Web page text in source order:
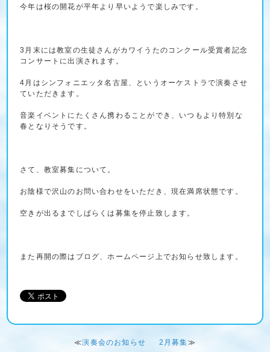
今年は桜の開花が平年より早いようで楽しみです。
3月末には教室の生徒さんがカワイうたのコンクール受賞者記念
コンサートに出演されます。
4月はシンフォニエッタ名古屋、というオーケストラで演奏させ
ていただきます。
音楽イベントにたくさん携わることができ、いつもより特別な
春となりそうです。
さて、教室募集について。
お陰様で沢山のお問い合わせをいただき、現在満席状態です。
空きが出るまでしばらくは募集を停止致します。
また再開の際はブログ、ホームページ上でお知らせ致します。
≪演奏会のお知らせ 2月募集≫